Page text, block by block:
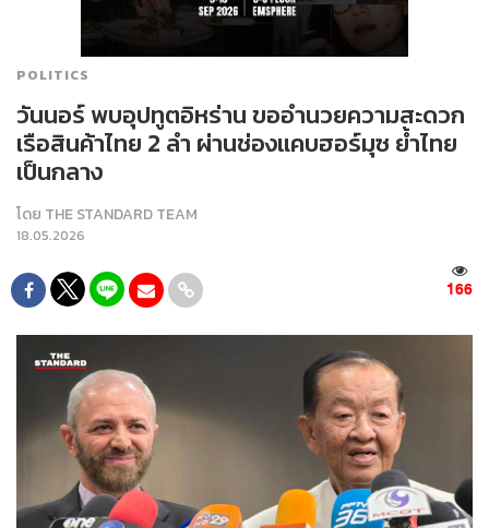
POLITICS
วันนอร์ พบอุปทูตอิหร่าน ขออำนวยความสะดวก
เรือสินค้าไทย 2 ลำ ผ่านช่องแคบฮอร์มุซ ย้ำไทย
เป็นกลาง
โดย THE STANDARD TEAM
18.05.2026
166